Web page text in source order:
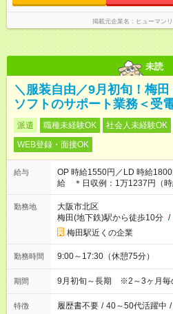
掲載元企業名 ヒューマン
未読
＼服装自由／9月初旬！梅
ソフトのサポート業務＜受
派遣 職種未経験OK 社会人未経験OK
WEB登録・面接OK
給与
OP 時給1550円／LD 時給
給 ＊日収例：1万1237円（
OK
勤務地
大阪市北区
梅田(地下鉄)駅から徒歩10分 /
梅田駅近くの企業
勤務時間 9:00～17:30（休憩75分）
期間 9月初旬～長期 ※2～3ヶ月毎
特徴 履歴書不要 / 40～50代活躍中 /